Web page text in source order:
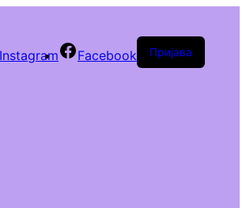
Instagram Facebook Пријава